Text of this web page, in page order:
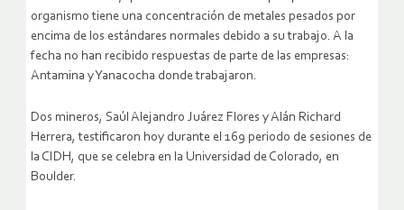
organismo tiene una concentración de metales pesados por
encima de los estándares normales debido a su trabajo. A la
fecha no han recibido respuestas de parte de las empresas:
Antamina y Yanacocha donde trabajaron.
Dos mineros, Saúl Alejandro Juárez Flores y Alán Richard
Herrera, testificaron hoy durante el 169 periodo de sesiones de
la CIDH, que se celebra en la Universidad de Colorado, en
Boulder.